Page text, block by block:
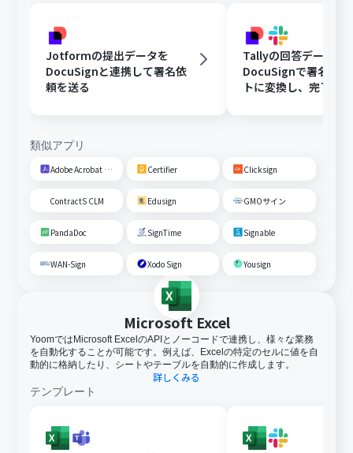
Jotformの提出データを
DocuSignと連携して署名依
頼を送る
Tallyの回答データを
DocuSignで署名ド
トに変換し、完了後
類似アプリ
Adobe Acrobat Sign Certifier Clicksign
ContractS CLM Edusign GMOサイン
PandaDoc SignTime Signable
WAN-Sign Xodo Sign Yousign
Microsoft Excel
YoomではMicrosoft ExcelのAPIとノーコードで連携し、様々な業務
を自動化することが可能です。例えば、Excelの特定のセルに値を自
動的に格納したり、シートやテーブルを自動的に作成します。
詳しくみる
テンプレート